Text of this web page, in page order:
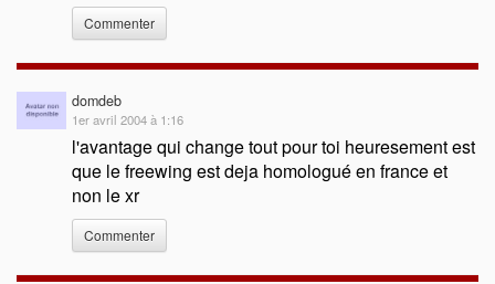
Commenter
domdeb
1er avril 2004 à 1:16
l'avantage qui change tout pour toi heuresement est
que le freewing est deja homologué en france et
non le xr
Commenter